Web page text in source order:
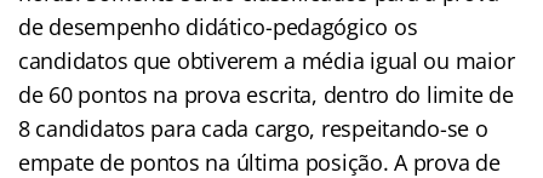
de desempenho didático-pedagógico os
candidatos que obtiverem a média igual ou maior
de 60 pontos na prova escrita, dentro do limite de
8 candidatos para cada cargo, respeitando-se o
empate de pontos na última posição. A prova de